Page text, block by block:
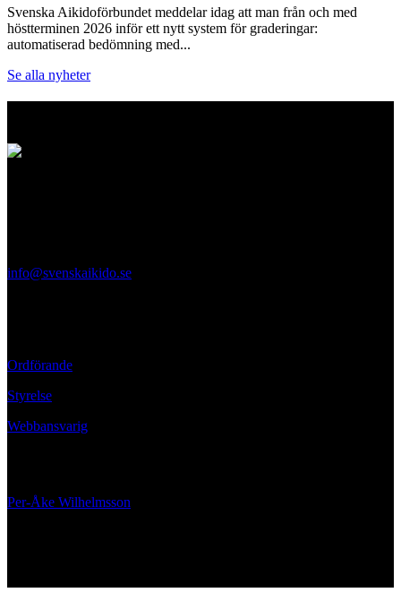
Svenska Aikidoförbundet meddelar idag att man från och med
höstterminen 2026 inför ett nytt system för graderingar:
automatiserad bedömning med...
Se alla nyheter
info@svenskaikido.se
Ordförande
Styrelse
Webbansvarig
Per-Åke Wilhelmsson